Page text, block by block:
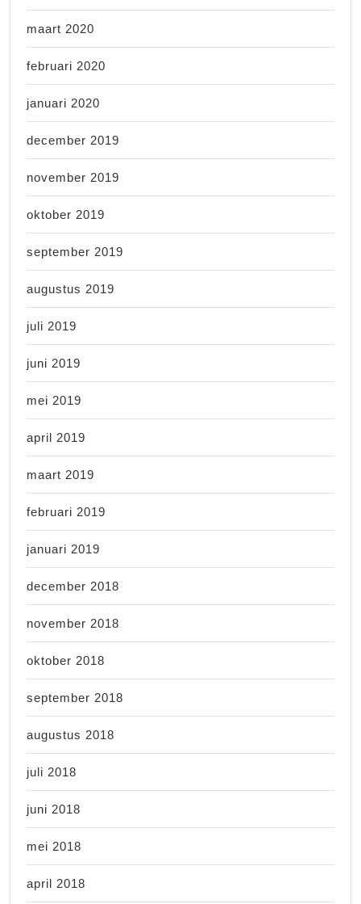
maart 2020
februari 2020
januari 2020
december 2019
november 2019
oktober 2019
september 2019
augustus 2019
juli 2019
juni 2019
mei 2019
april 2019
maart 2019
februari 2019
januari 2019
december 2018
november 2018
oktober 2018
september 2018
augustus 2018
juli 2018
juni 2018
mei 2018
april 2018